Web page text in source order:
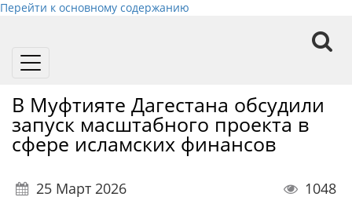
Перейти к основному содержанию
Toggle
В Муфтияте Дагестана обсудили
запуск масштабного проекта в
сфере исламских финансов
25 Март 2026
1048